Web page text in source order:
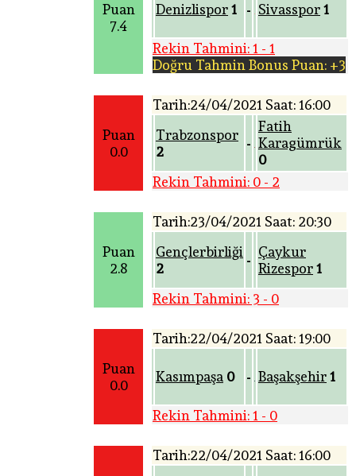
Puan
7.4
Denizlispor1 - Sivasspor1
Rekin Tahmini: 1 - 1
Doğru Tahmin Bonus Puan: +3
Puan
0.0
Tarih:24/04/2021 Saat: 16:00
Trabzonspor
2
-
Fatih
Karagümrük
0
Rekin Tahmini: 0 - 2
Puan
2.8
Tarih:23/04/2021 Saat: 20:30
Gençlerbirliği
2
- Çaykur
Rizespor1
Rekin Tahmini: 3 - 0
Puan
0.0
Tarih:22/04/2021 Saat: 19:00
Kasımpaşa 0 - Başakşehir1
Rekin Tahmini: 1 - 0
Tarih:22/04/2021 Saat: 16:00